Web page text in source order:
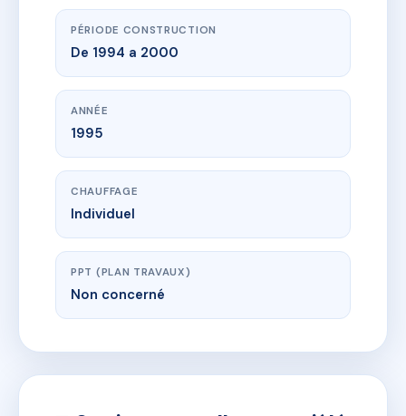
PÉRIODE CONSTRUCTION
De 1994 a 2000
ANNÉE
1995
CHAUFFAGE
Individuel
PPT (PLAN TRAVAUX)
Non concerné